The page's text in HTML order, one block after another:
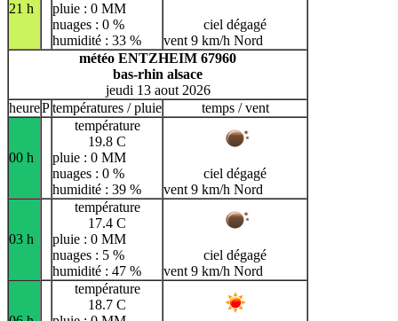
21 h
pluie : 0 MM
nuages : 0 %
humidité : 33 %
ciel dégagé
vent 9 km/h Nord
météo ENTZHEIM 67960
bas-rhin alsace
jeudi 13 aout 2026
heurePtempératures / pluie temps / vent
00 h
température
19.8 C
pluie : 0 MM
nuages : 0 %
humidité : 39 %
ciel dégagé
vent 9 km/h Nord
03 h
température
17.4 C
pluie : 0 MM
nuages : 5 %
humidité : 47 %
ciel dégagé
vent 9 km/h Nord
température
18.7 C